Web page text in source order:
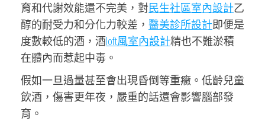
育和代謝效能還不完美，對民生社區室內設計乙
醇的耐受力和分化力較差， 醫美診所設計即便是
度數較低的酒，酒loft風室內設計精也不難淤積
在體內而惹起中毒。
假如一旦過量甚至會出現昏倒等重癥。低齡兒童
飲酒，傷害更年夜，嚴重的話還會影響腦部發
育。